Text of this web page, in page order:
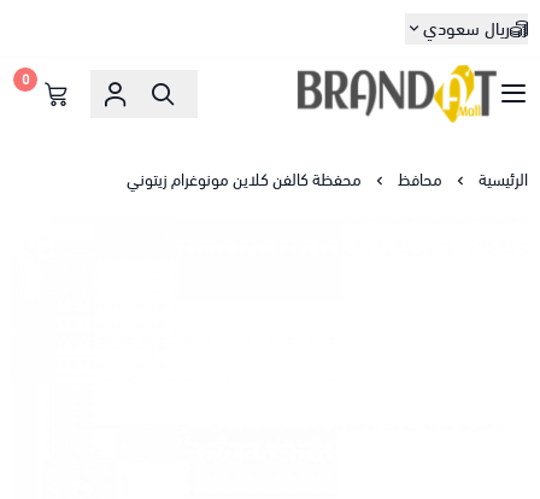
ريال سعودي
براندات مول
0
الرئيسية محافظ محفظة كالفن كلاين مونوغرام زيتوني